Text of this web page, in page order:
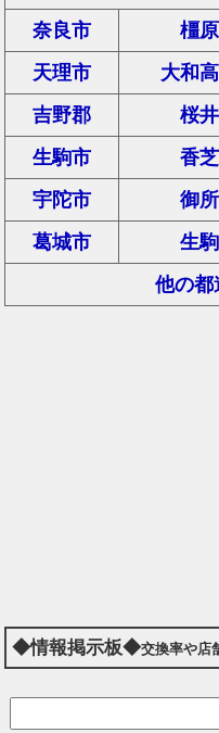
奈良市
橿
天理市
大和
吉野郡
桜
生駒市
香
宇陀市
御
葛城市
生
他の都
◆情報掲示板◆交換率や店